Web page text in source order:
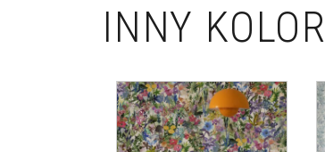
INNY KOLOR